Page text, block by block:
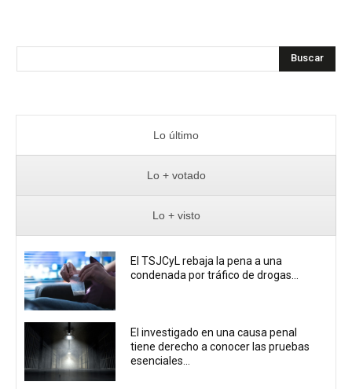
Buscar
Lo último
Lo + votado
Lo + visto
El TSJCyL rebaja la pena a una
condenada por tráfico de drogas...
El investigado en una causa penal
tiene derecho a conocer las pruebas
esenciales...